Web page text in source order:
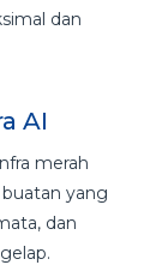
dan
AI
merah
yang
dan